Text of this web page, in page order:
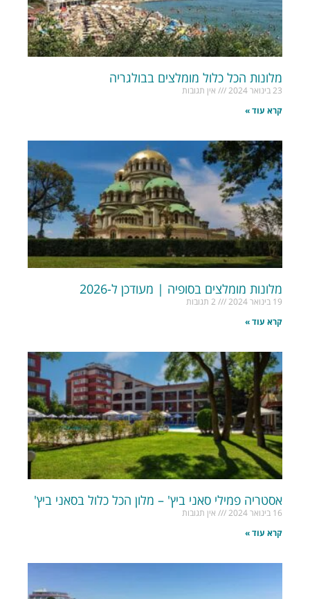
מלונות הכל כלול מומלצים בבולגריה
23 בינואר 2024
אין תגובות
קרא עוד »
מלונות מומלצים בסופיה | מעודכן ל-2026
19 בינואר 2024
קרא עוד »
אסטריה פמילי סאני ביץ' – מלון הכל כלול בסאני ביץ'
16 בינואר 2024
אין תגובות
קרא עוד »